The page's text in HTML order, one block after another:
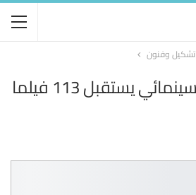
تشكيل وفنون
منطلق الجونة السينمائي يستقبل 113 فيلما